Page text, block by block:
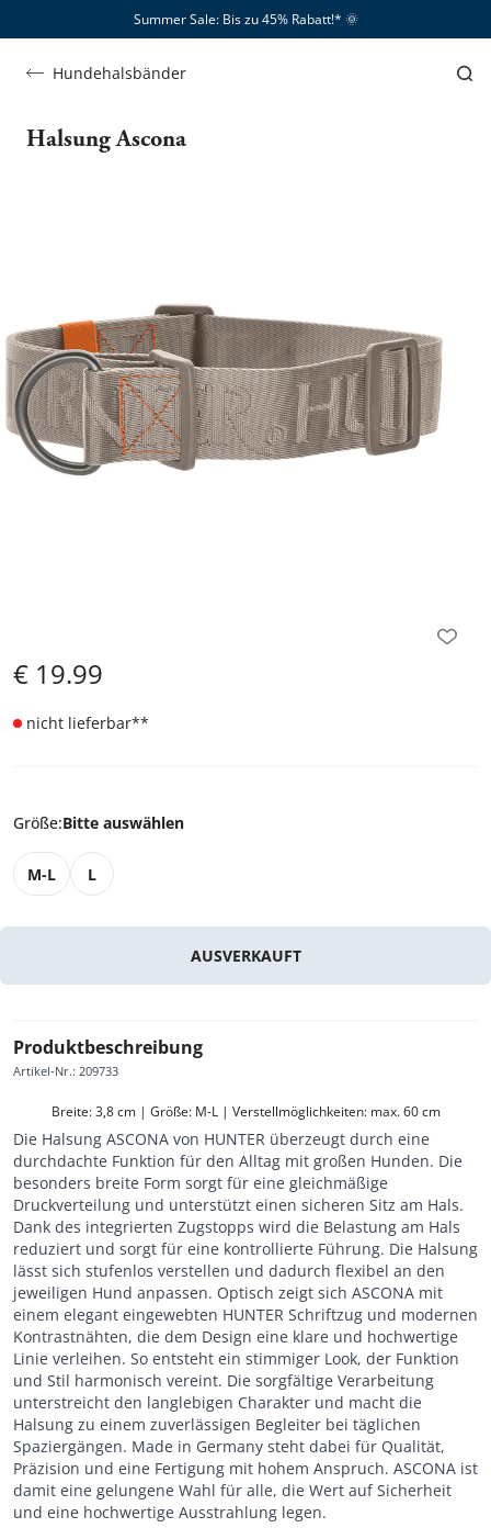
Summer Sale: Bis zu 45% Rabatt!*​ 🌞
Hundehalsbänder
Halsung Ascona
€ 19.99
nicht lieferbar**
Größe:Bitte auswählen
M-L L
AUSVERKAUFT
Produktbeschreibung
Artikel-Nr.: 209733
Breite: 3,8 cm | Größe: M-L | Verstellmöglichkeiten: max. 60 cm
Die Halsung ASCONA von HUNTER überzeugt durch eine
durchdachte Funktion für den Alltag mit großen Hunden. Die
besonders breite Form sorgt für eine gleichmäßige
Druckverteilung und unterstützt einen sicheren Sitz am Hals.
Dank des integrierten Zugstopps wird die Belastung am Hals
reduziert und sorgt für eine kontrollierte Führung. Die Halsung
lässt sich stufenlos verstellen und dadurch flexibel an den
jeweiligen Hund anpassen. Optisch zeigt sich ASCONA mit
einem elegant eingewebten HUNTER Schriftzug und modernen
Kontrastnähten, die dem Design eine klare und hochwertige
Linie verleihen. So entsteht ein stimmiger Look, der Funktion
und Stil harmonisch vereint. Die sorgfältige Verarbeitung
unterstreicht den langlebigen Charakter und macht die
Halsung zu einem zuverlässigen Begleiter bei täglichen
Spaziergängen. Made in Germany steht dabei für Qualität,
Präzision und eine Fertigung mit hohem Anspruch. ASCONA ist
damit eine gelungene Wahl für alle, die Wert auf Sicherheit
und eine hochwertige Ausstrahlung legen.